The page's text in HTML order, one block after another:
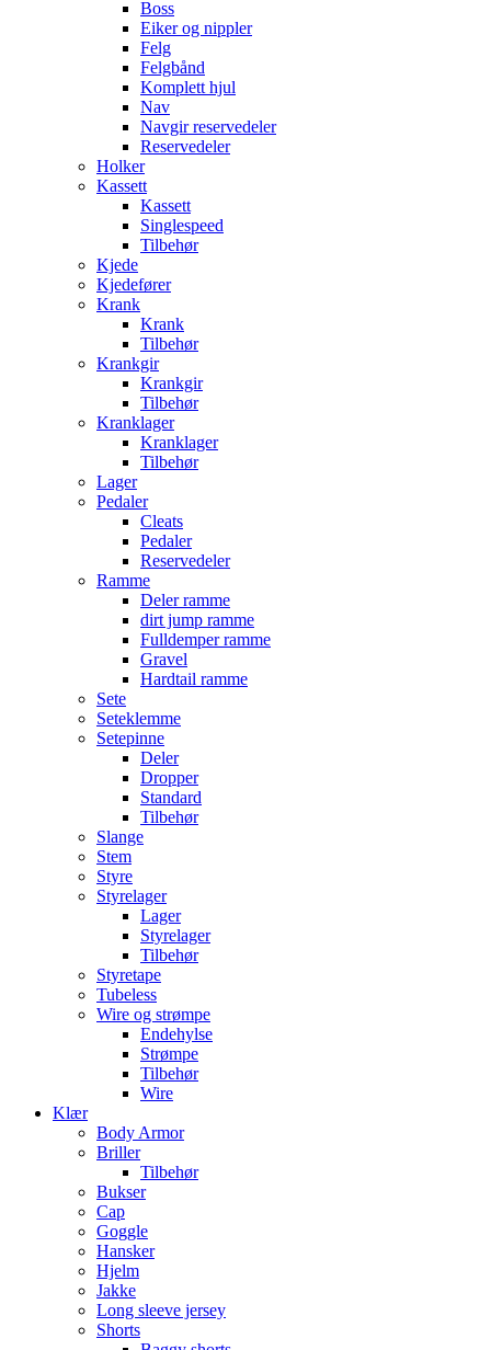
Boss
Eiker og nippler
Felg
Felgbånd
Komplett hjul
Nav
Navgir reservedeler
Reservedeler
Holker
Kassett
Kassett
Singlespeed
Tilbehør
Kjede
Kjedefører
Krank
Krank
Tilbehør
Krankgir
Krankgir
Tilbehør
Kranklager
Kranklager
Tilbehør
Lager
Pedaler
Cleats
Pedaler
Reservedeler
Ramme
Deler ramme
dirt jump ramme
Fulldemper ramme
Gravel
Hardtail ramme
Sete
Seteklemme
Setepinne
Deler
Dropper
Standard
Tilbehør
Slange
Stem
Styre
Styrelager
Lager
Styrelager
Tilbehør
Styretape
Tubeless
Wire og strømpe
Endehylse
Strømpe
Tilbehør
Wire
Klær
Body Armor
Briller
Tilbehør
Bukser
Cap
Goggle
Hansker
Hjelm
Jakke
Long sleeve jersey
Shorts